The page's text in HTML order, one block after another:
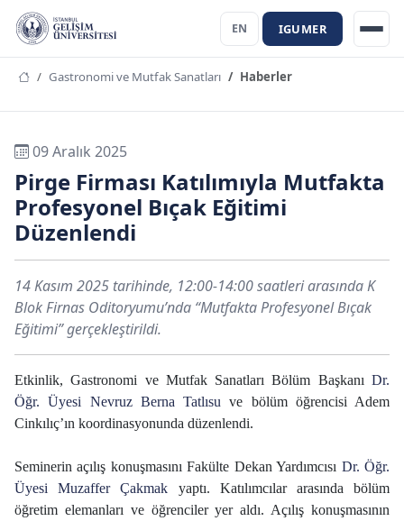
EN IGUMER
Gastronomi ve Mutfak Sanatları Haberler
09 Aralık 2025
Pirge Firması Katılımıyla Mutfakta
Profesyonel Bıçak Eğitimi
Düzenlendi
14 Kasım 2025 tarihinde, 12:00-14:00 saatleri arasında K
Blok Firnas Oditoryumu’nda “Mutfakta Profesyonel Bıçak
Eğitimi” gerçekleştirildi.
Etkinlik, Gastronomi ve Mutfak Sanatları Bölüm Başkanı Dr.
Öğr. Üyesi Nevruz Berna Tatlısu ve bölüm öğrencisi Adem
Cinkılıç’ın koordinasyonunda düzenlendi.
Seminerin açılış konuşmasını Fakülte Dekan Yardımcısı Dr. Öğr.
Üyesi Muzaffer Çakmak yaptı. Katılımcılar arasında bölüm
öğretim elemanları ve öğrenciler yer aldı. Açılış konuşmasının